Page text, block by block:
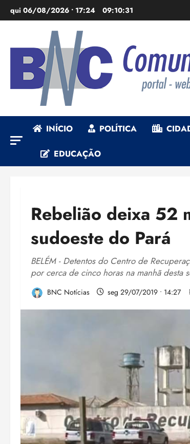
para
qui 06/08/2026 • 17:24 09:10:32
INÍCIO POLÍTICA
EDUCAÇÃO
Rebelião deixa 52
sudoeste do Pará
BELÉM - Detentos do Centro de
por cerca de cinco horas na manhã desta
BNC Notícias seg 29/07/2019 • 14:27